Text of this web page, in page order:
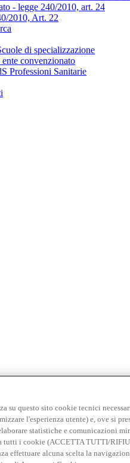
- legge 240/2010, art. 24
2010, Art. 22
di specializzazione
convenzionato
Professioni Sanitarie
A. Gemelli 1, 20123 Milano
su questo sito cookie tecnici
l'esperienza utente) e, ove si
statistiche e comunicazioni
tutti i cookie (ACCETTA TUTTI/
effettuare alcuna scelta la